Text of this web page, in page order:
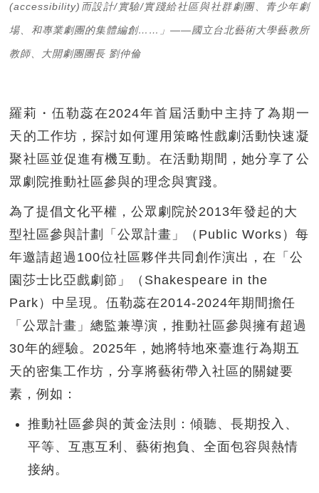
(accessibility)而設計/實驗/實踐給社區與社群劇團、青少年劇
場、和專業劇團的集體編創……」——國立台北藝術大學藝教所
教師、大開劇團團長 劉仲倫
羅莉・伍勒蕊在2024年首屆活動中主持了為期一
天的工作坊，探討如何運用策略性戲劇活動快速凝
聚社區並促進有機互動。在活動期間，她分享了公
眾劇院推動社區參與的理念與實踐。
為了提倡文化平權，公眾劇院於2013年發起的大
型社區參與計劃「公眾計畫」（Public Works）每
年邀請超過100位社區夥伴共同創作演出，在「公
園莎士比亞戲劇節」（Shakespeare in the
Park）中呈現。伍勒蕊在2014-2024年期間擔任
「公眾計畫」總監兼導演，推動社區參與擁有超過
30年的經驗。2025年，她將特地來臺進行為期五
天的密集工作坊，分享將藝術帶入社區的關鍵要
素，例如：
推動社區參與的黃金法則：傾聽、長期投入、
平等、互惠互利、藝術抱負、全面包容與熱情
接納。